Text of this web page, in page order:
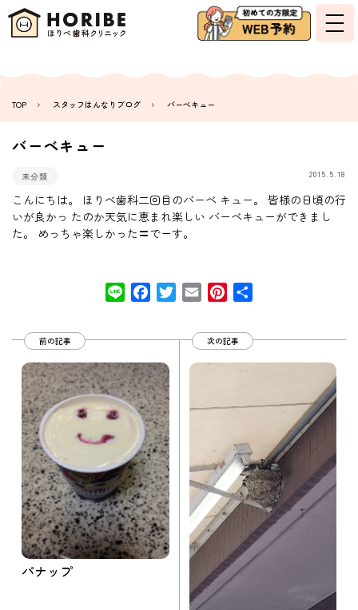
TOP スタッフはんなりブログ バーベキュー
バーベキュー
未分類 2015.5.18
こんにちは。 ほりべ歯科二回目のバーベ キュー。 皆様の日頃の行
いが良かっ たのか天気に恵まれ楽しい バーベキューができまし
た。 めっちゃ楽しかった〓でーす。
Line FacebookTwitter
Email Pinterest
前の記事
パナップ
次の記事